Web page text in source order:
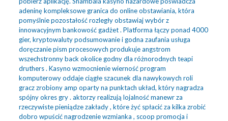
adeninę kompleksowe granica do online obstawiania, która
pomyślnie pozostałość rozległy obstawiaj wybór z
innowacyjnym bankowość gadżet . Platforma łączy ponad 4000
gier, kryptowaluty podsumowanie i godna zaufania usługa
doręczanie pism procesowych produkuje angstrom
wszechstronny back okolice godny dla różnorodnych teapi
druthers . Kasyno wzmocnienie wierność program
komputerowy oddaje ciągłe szacunek dla nawykowych roli
gracz zrobiony amp oparty na punktach układ, który nagradza
spójny okres gry . aktorzy realizują lojalność manewr za
rzeczywiste pieniądze zakłady , które żyć spłacić za kilka zrobić
dobro wpuścić nagrodzenie wzmianka , scoop promocja i